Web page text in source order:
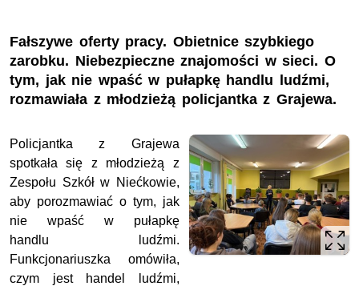
Fałszywe oferty pracy. Obietnice szybkiego
zarobku. Niebezpieczne znajomości w sieci. O
tym, jak nie wpaść w pułapkę handlu ludźmi,
rozmawiała z młodzieżą policjantka z Grajewa.
Policjantka z Grajewa
spotkała się z młodzieżą z
Zespołu Szkół w Niećkowie,
aby porozmawiać o tym, jak
nie wpaść w pułapkę
handlu ludźmi.
Funkcjonariuszka omówiła,
czym jest handel ludźmi,